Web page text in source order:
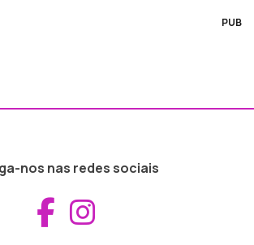
PUB
nos nas redes sociais
Aceder ao